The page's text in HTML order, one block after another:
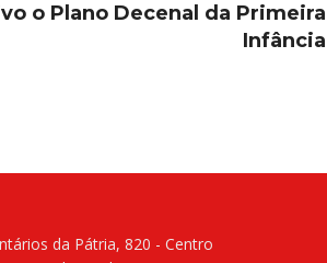
o Plano Decenal da Primeira
Infância
da Pátria, 820 - Centro